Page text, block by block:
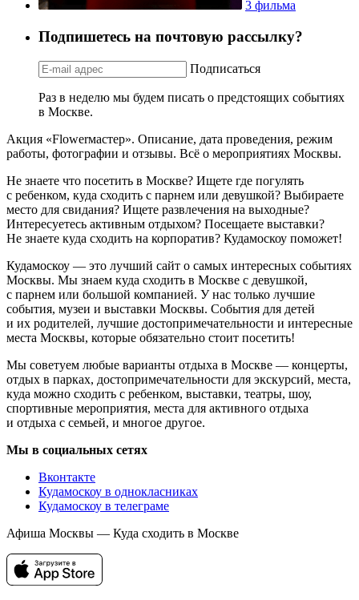
3 фильма
Подпишетесь на почтовую рассылку?
Подписаться
Раз в неделю мы будем писать о предстоящих событиях
в Москве.
Акция «Flowerмастер». Описание, дата проведения, режим
работы, фотографии и отзывы. Всё о мероприятиях Москвы.
Не знаете что посетить в Москве? Ищете где погулять
с ребенком, куда сходить с парнем или девушкой? Выбираете
место для свидания? Ищете развлечения на выходные?
Интересуетесь активным отдыхом? Посещаете выставки?
Не знаете куда сходить на корпоратив? Кудамоскоу поможет!
Кудамоскоу — это лучший сайт о самых интересных событиях
Москвы. Мы знаем куда сходить в Москве с девушкой,
с парнем или большой компанией. У нас только лучшие
события, музеи и выставки Москвы. События для детей
и их родителей, лучшие достопримечательности и интересные
места Москвы, которые обязательно стоит посетить!
Мы советуем любые варианты отдыха в Москве — концерты,
отдых в парках, достопримечательности для экскурсий, места,
куда можно сходить с ребенком, выставки, театры, шоу,
спортивные мероприятия, места для активного отдыха
и отдыха с семьей, и многое другое.
Мы в социальных сетях
Вконтакте
Кудамоскоу в однокласниках
Кудамоскоу в телеграме
Афиша Москвы — Куда сходить в Москве